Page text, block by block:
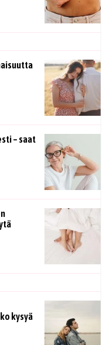
– saat
kysyä